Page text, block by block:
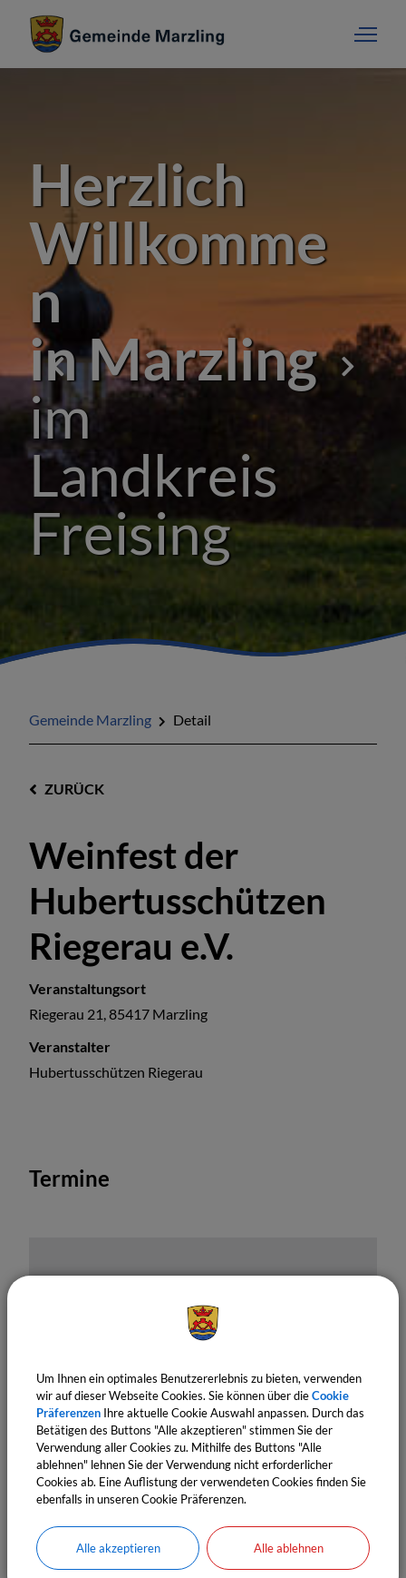
Herzlich
Willkomme
n
in Marzling
im
Landkreis
Freising
Gemeinde Marzling Detail
ZURÜCK
Weinfest der
Hubertusschützen
Riegerau e.V.
Termine
Veranstaltungsort
Riegerau 21, 85417 Marzling
Veranstalter
Hubertusschützen Riegerau
OpenStreetMap wird derzeit
nicht angezeigt
Bitte aktivieren Sie "OpenStreetMap" in Ihren
Cookie Einstellungen.
Cookies Anpassen
Um Ihnen ein optimales Benutzererlebnis zu bieten, verwenden
wir auf dieser Webseite Cookies. Sie können über dieCookie
Präferenzen Ihre aktuelle Cookie Auswahl anpassen. Durch das
Betätigen des Buttons "Alle akzeptieren" stimmen Sie der
Verwendung aller Cookies zu. Mithilfe des Buttons "Alle
ablehnen" lehnen Sie der Verwendung nicht erforderlicher
Cookies ab. Eine Auflistung der verwendeten Cookies finden Sie
ebenfalls in unseren Cookie Präferenzen.
Alle akzeptieren Alle ablehnen